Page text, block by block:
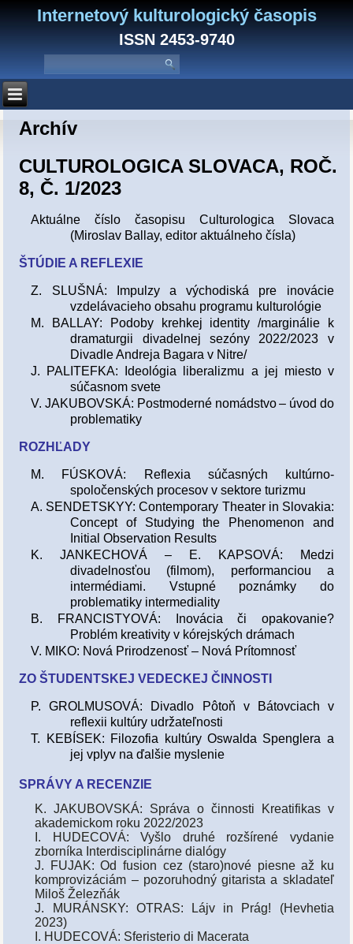
Internetový kulturologický časopis
ISSN 2453-9740
Archív
CULTUROLOGICA SLOVACA, ROČ.
8, Č. 1/2023
Aktuálne číslo časopisu Culturologica Slovaca
(Miroslav Ballay, editor aktuálneho čísla)
ŠTÚDIE A REFLEXIE
Z. SLUŠNÁ: Impulzy a východiská pre inovácie
vzdelávacieho obsahu programu kulturológie
M. BALLAY: Podoby krehkej identity /marginálie k
dramaturgii divadelnej sezóny 2022/2023 v
Divadle Andreja Bagara v Nitre/
J. PALITEFKA: Ideológia liberalizmu a jej miesto v
súčasnom svete
V. JAKUBOVSKÁ: Postmoderné nomádstvo – úvod do
problematiky
ROZHĽADY
M. FÚSKOVÁ: Reflexia súčasných kultúrno-
spoločenských procesov v sektore turizmu
A. SENDETSKYY: Contemporary Theater in Slovakia:
Concept of Studying the Phenomenon and
Initial Observation Results
K. JANKECHOVÁ – E. KAPSOVÁ: Medzi
divadelnosťou (filmom), performanciou a
intermédiami. Vstupné poznámky do
problematiky intermediality
B. FRANCISTYOVÁ: Inovácia či opakovanie?
Problém kreativity v kórejských drámach
V. MIKO: Nová Prirodzenosť – Nová Prítomnosť
ZO ŠTUDENTSKEJ VEDECKEJ ČINNOSTI
P. GROLMUSOVÁ: Divadlo Pôtoň v Bátovciach v
reflexii kultúry udržateľnosti
T. KEBÍSEK: Filozofia kultúry Oswalda Spenglera a
jej vplyv na ďalšie myslenie
SPRÁVY A RECENZIE
K. JAKUBOVSKÁ: Správa o činnosti Kreatifikas v
akademickom roku 2022/2023
I. HUDECOVÁ: Vyšlo druhé rozšírené vydanie
zborníka Interdisciplinárne dialógy
J. FUJAK: Od fusion cez (staro)nové piesne až ku
komprovizáciám – pozoruhodný gitarista a skladateľ
Miloš Železňák
J. MURÁNSKY: OTRAS: Lájv in Prág! (Hevhetia
2023)
I. HUDECOVÁ: Sferisterio di Macerata